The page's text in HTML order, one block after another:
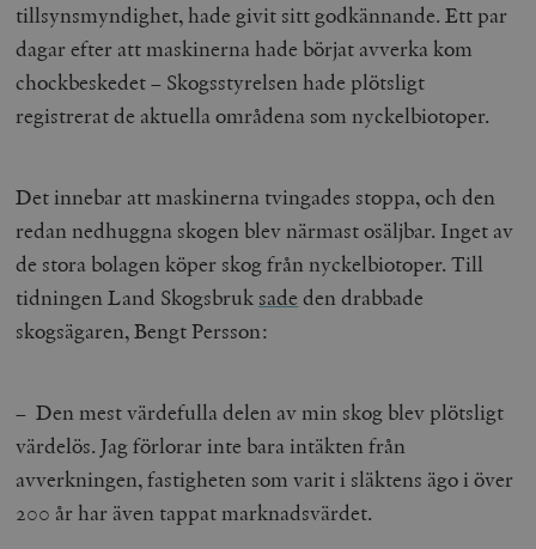
tillsynsmyndighet, hade givit sitt godkännande. Ett par
dagar efter att maskinerna hade börjat avverka kom
chockbeskedet – Skogsstyrelsen hade plötsligt
registrerat de aktuella områdena som nyckelbiotoper.
Det innebar att maskinerna tvingades stoppa, och den
redan nedhuggna skogen blev närmast osäljbar. Inget av
de stora bolagen köper skog från nyckelbiotoper. Till
tidningen Land Skogsbruk sade den drabbade
skogsägaren, Bengt Persson:
– Den mest värdefulla delen av min skog blev plötsligt
värdelös. Jag förlorar inte bara intäkten från
avverkningen, fastigheten som varit i släktens ägo i över
200 år har även tappat marknadsvärdet.